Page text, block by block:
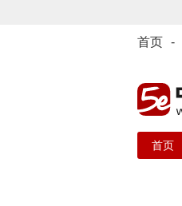
首页 -
首页